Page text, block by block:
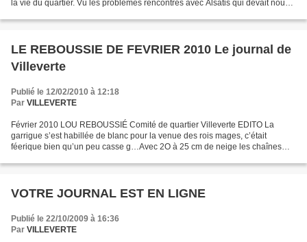
la vie du quartier. Vu les problèmes rencontrés avec Alsatis qui devait nous
LE REBOUSSIE DE FEVRIER 2010 Le journal de
Villeverte
Publié le 12/02/2010 à 12:18
Par VILLEVERTE
Février 2010 LOU REBOUSSIÉ Comité de quartier Villeverte EDITO La
garrigue s’est habillée de blanc pour la venue des rois mages, c’était
féerique bien qu’un peu casse g…Avec 2O à 25 cm de neige les chaînes
VOTRE JOURNAL EST EN LIGNE
Publié le 22/10/2009 à 16:36
Par VILLEVERTE